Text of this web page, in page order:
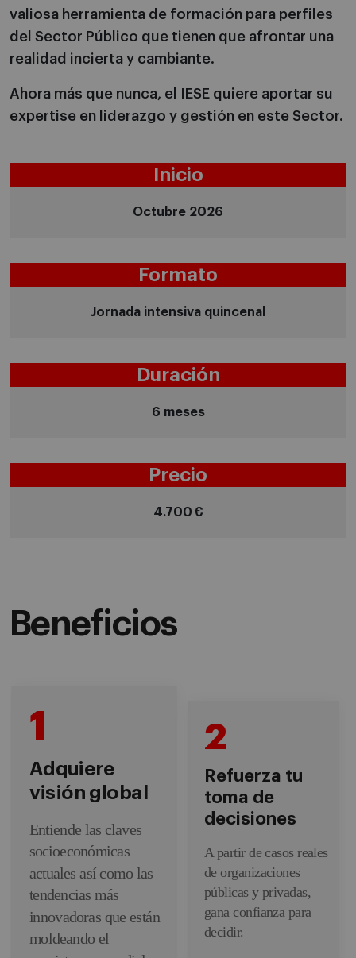
valiosa herramienta de formación para perfiles
del Sector Público que tienen que afrontar una
realidad incierta y cambiante.
Ahora más que nunca, el IESE quiere aportar su
expertise en liderazgo y gestión en este Sector.
Inicio
Octubre 2026
Formato
Jornada intensiva quincenal
Duración
6 meses
Precio
4.700 €
Beneficios
1
Adquiere
visión global
Entiende las claves
socioeconómicas
actuales así como las
tendencias más
innovadoras que están
moldeando el
2
Refuerza tu
toma de
decisiones
A partir de casos reales
de organizaciones
públicas y privadas,
gana confianza para
decidir.